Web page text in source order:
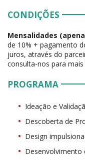
CONDIÇÕES
Mensalidades
de 10% + pagamento
juros, através do
consulta-nos para
PROGRAMA
Ideação e
Descoberta de
Design
Desenvolvimento